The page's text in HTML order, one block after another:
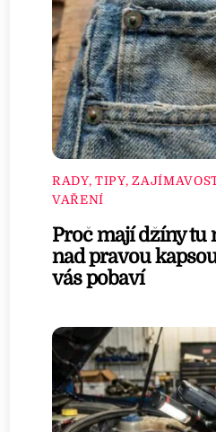
RADY, TIPY,
VAŘENÍ
Proč mají džíny tu
nad pravou
vás pobaví